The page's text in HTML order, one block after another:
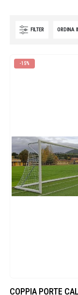
FILTER
-15%